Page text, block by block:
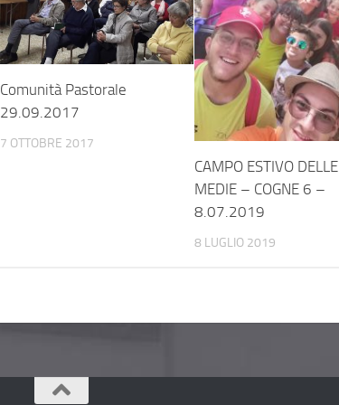
Comunità Pastorale
29.09.2017
7 OTTOBRE 2017
CAMPO ESTIVO DELLE
MEDIE – COGNE 6 –
8.07.2019
8 LUGLIO 2019